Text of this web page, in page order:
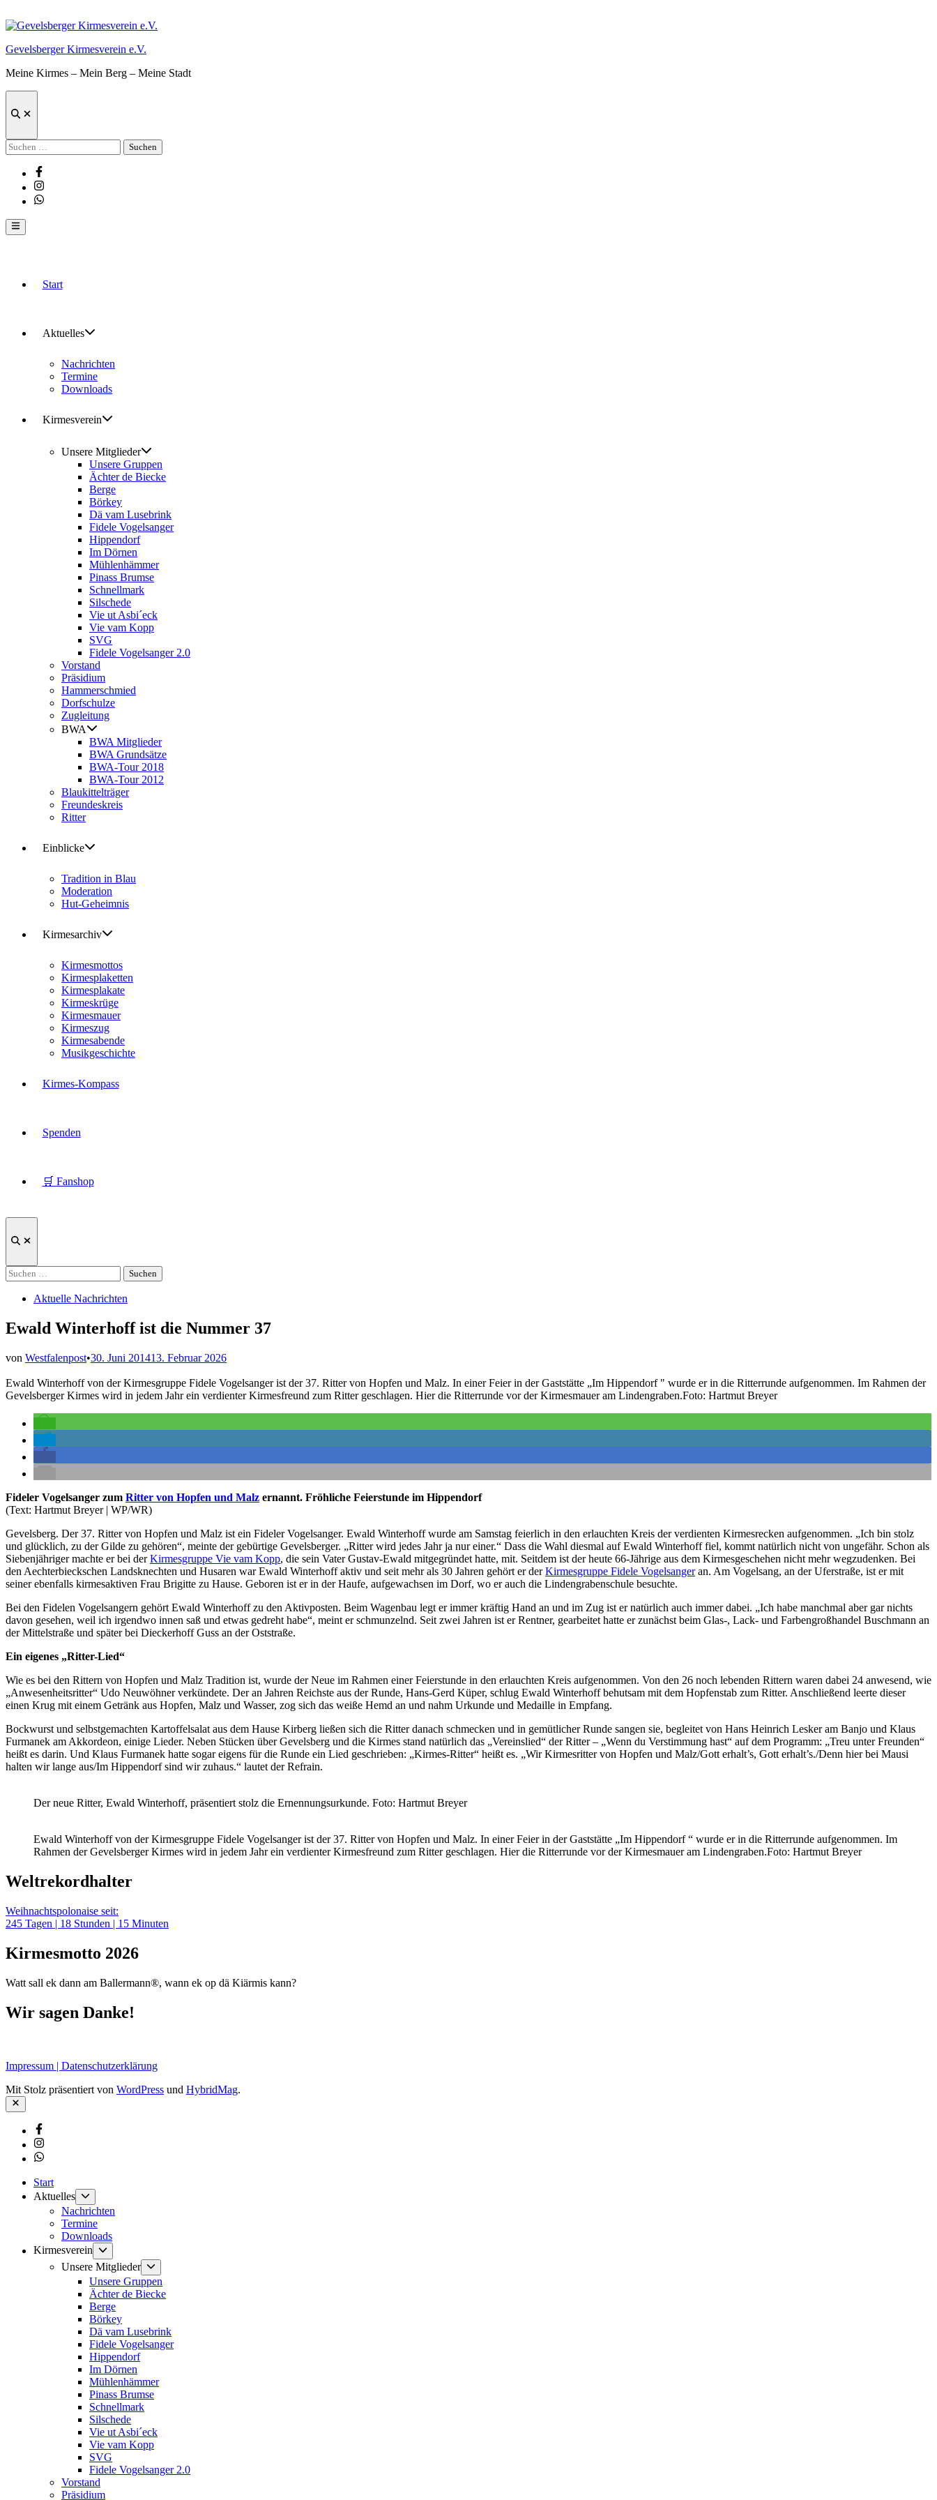
Inhalt
Gevelsberger Kirmesverein e.V.
Meine Kirmes – Mein Berg – Meine Stadt
Suche
Suchen
nach:
Facebook
Instagram
Whatsapp
Hauptmenü
Start
Aktuelles
Nachrichten
Termine
Downloads
Kirmesverein
Unsere Mitglieder
Unsere Gruppen
Ächter de Biecke
Berge
Börkey
Dä vam Lusebrink
Fidele Vogelsanger
Hippendorf
Im Dörnen
Mühlenhämmer
Pinass Brumse
Schnellmark
Silschede
Vie ut Asbi´eck
Vie vam Kopp
SVG
Fidele Vogelsanger 2.0
Vorstand
Präsidium
Hammerschmied
Dorfschulze
Zugleitung
BWA
BWA Mitglieder
BWA Grundsätze
BWA-Tour 2018
BWA-Tour 2012
Blaukittelträger
Freundeskreis
Ritter
Einblicke
Tradition in Blau
Moderation
Hut-Geheimnis
Kirmesarchiv
Kirmesmottos
Kirmesplaketten
Kirmesplakate
Kirmeskrüge
Kirmesmauer
Kirmeszug
Kirmesabende
Musikgeschichte
Kirmes-Kompass
Spenden
🛒 Fanshop
Suche
Suchen
nach:
Veröffentlicht
Aktuelle Nachrichten
Ewald Winterhoff ist die Nummer 37
von Westfalenpost•30. Juni 201413. Februar 2026
Ewald Winterhoff von der Kirmesgruppe Fidele Vogelsanger ist der 37. Ritter von Hopfen und Malz. In einer Feier in der Gaststätte „Im Hippendorf " wurde er in die Ritterrunde aufgenommen. Im Rahmen der
Gevelsberger Kirmes wird in jedem Jahr ein verdienter Kirmesfreund zum Ritter geschlagen. Hier die Ritterrunde vor der Kirmesmauer am Lindengraben.Foto: Hartmut Breyer
Fideler Vogelsanger zum Ritter von Hopfen und Malz ernannt. Fröhliche Feierstunde im Hippendorf
(Text: Hartmut Breyer | WP/WR)
Gevelsberg. Der 37. Ritter von Hopfen und Malz ist ein Fideler Vogelsanger. Ewald Winterhoff wurde am Samstag feierlich in den erlauchten Kreis der verdienten Kirmesrecken aufgenommen. „Ich bin stolz
und glücklich, zu der Gilde zu gehören“, meinte der gebürtige Gevelsberger. „Ritter wird jedes Jahr ja nur einer.“ Dass die Wahl diesmal auf Ewald Winterhoff fiel, kommt natürlich nicht von ungefähr. Schon als
Siebenjähriger machte er bei derKirmesgruppe Vie vam Kopp, die sein Vater Gustav-Ewald mitgegründet hatte, mit. Seitdem ist der heute 66-Jährige aus dem Kirmesgeschehen nicht mehr wegzudenken. Bei
den Aechterbieckschen Landsknechten und Husaren war Ewald Winterhoff aktiv und seit mehr als 30 Jahren gehört er derKirmesgruppe Fidele Vogelsangeran. Am Vogelsang, an der Uferstraße, ist er mit
seiner ebenfalls kirmesaktiven Frau Brigitte zu Hause. Geboren ist er in der Haufe, aufgewachsen im Dorf, wo er auch die Lindengrabenschule besuchte.
Bei den Fidelen Vogelsangern gehört Ewald Winterhoff zu den Aktivposten. Beim Wagenbau legt er immer kräftig Hand an und im Zug ist er natürlich auch immer dabei. „Ich habe manchmal aber gar nichts
davon gesehen, weil ich irgendwo innen saß und etwas gedreht habe“, meint er schmunzelnd. Seit zwei Jahren ist er Rentner, gearbeitet hatte er zunächst beim Glas-, Lack- und Farbengroßhandel Buschmann an
der Mittelstraße und später bei Dieckerhoff Guss an der Oststraße.
Ein eigenes „Ritter-Lied“
Wie es bei den Rittern von Hopfen und Malz Tradition ist, wurde der Neue im Rahmen einer Feierstunde in den erlauchten Kreis aufgenommen. Von den 26 noch lebenden Rittern waren dabei 24 anwesend, wie
„Anwesenheitsritter“ Udo Neuwöhner verkündete. Der an Jahren Reichste aus der Runde, Hans-Gerd Küper, schlug Ewald Winterhoff behutsam mit dem Hopfenstab zum Ritter. Anschließend leerte dieser
einen Krug mit einem Getränk aus Hopfen, Malz und Wasser, zog sich das weiße Hemd an und nahm Urkunde und Medaille in Empfang.
Bockwurst und selbstgemachten Kartoffelsalat aus dem Hause Kirberg ließen sich die Ritter danach schmecken und in gemütlicher Runde sangen sie, begleitet von Hans Heinrich Lesker am Banjo und Klaus
Furmanek am Akkordeon, einige Lieder. Neben Stücken über Gevelsberg und die Kirmes stand natürlich das „Vereinslied“ der Ritter – „Wenn du Verstimmung hast“ auf dem Programm: „Treu unter Freunden“
heißt es darin. Und Klaus Furmanek hatte sogar eigens für die Runde ein Lied geschrieben: „Kirmes-Ritter“ heißt es. „Wir Kirmesritter von Hopfen und Malz/Gott erhalt’s, Gott erhalt’s./Denn hier bei Mausi
halten wir lange aus/Im Hippendorf sind wir zuhaus.“ lautet der Refrain.
Der neue Ritter, Ewald Winterhoff, präsentiert stolz die Ernennungsurkunde. Foto: Hartmut Breyer
Ewald Winterhoff von der Kirmesgruppe Fidele Vogelsanger ist der 37. Ritter von Hopfen und Malz. In einer Feier in der Gaststätte „Im Hippendorf “ wurde er in die Ritterrunde aufgenommen. Im
Rahmen der Gevelsberger Kirmes wird in jedem Jahr ein verdienter Kirmesfreund zum Ritter geschlagen. Hier die Ritterrunde vor der Kirmesmauer am Lindengraben.Foto: Hartmut Breyer
Weltrekordhalter
Weihnachtspolonaise seit:
245 Tagen | 18 Stunden | 15 Minuten
Kirmesmotto 2026
Watt sall ek dann am Ballermann®, wann ek op dä Kiärmis kann?
Wir sagen Danke!
Impressum | Datenschutzerklärung
Mit Stolz präsentiert von WordPress und HybridMag.
Schließen
Facebook
Instagram
Whatsapp
Start
Aktuelles
anzeigen
Nachrichten
Termine
Downloads
Kirmesverein
Untermenü
anzeigen
Unsere Mitglieder
anzeigen
Unsere Gruppen
Ächter de Biecke
Berge
Börkey
Dä vam Lusebrink
Fidele Vogelsanger
Hippendorf
Im Dörnen
Mühlenhämmer
Pinass Brumse
Schnellmark
Silschede
Vie ut Asbi´eck
Vie vam Kopp
SVG
Fidele Vogelsanger 2.0
Vorstand
Präsidium